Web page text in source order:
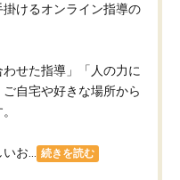
けるオンライン指導の
せた指導」「人の力に
自宅や好きな場所から
お... 続きを読む